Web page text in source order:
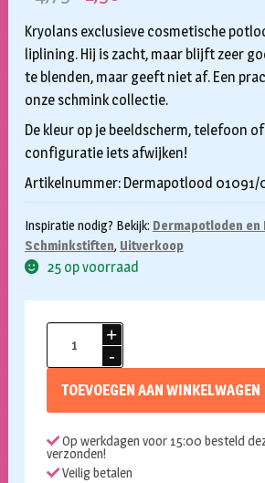
prijs
was:
€4,75.
prijs
is:
€2,50.
Kryolans exclusieve cosmetische
liplining. Hij is zacht, maar blijft zeer
te blenden, maar geeft niet af. Een
onze schmink collectie.
De kleur op je beeldscherm, telefoon
configuratie iets afwijken!
Artikelnummer: Dermapotlood 01091/
Inspiratie nodig? Bekijk: Dermapotloden
Schminkstiften, Uitverkoop
25 op voorraad
contour
zilver
aantal
TOEVOEGEN AAN WINKELWAGEN
Op werkdagen voor 15:00 besteld
verzonden!
Veilig betalen